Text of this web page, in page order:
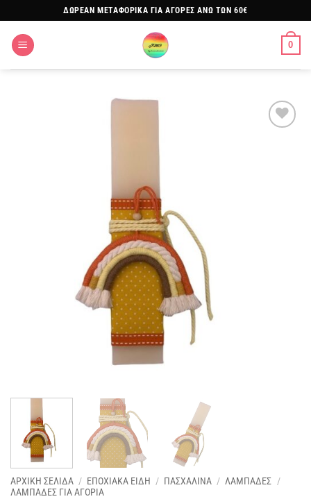
στο
περιεχόμενο
ΔΩΡΕΑΝ ΜΕΤΑΦΟΡΙΚΑ ΓΙΑ ΑΓΟΡΕΣ ΑΝΩ ΤΩΝ 60€
0
ΑΡΧΙΚΗ ΣΕΛΙΔΑ / ΕΠΟΧΙΑΚΑ ΕΙΔΗ / ΠΑΣΧΑΛΙΝΑ / ΛΑΜΠΑΔΕΣ /
ΛΑΜΠΑΔΕΣ ΓΙΑ ΑΓΟΡΙΑ